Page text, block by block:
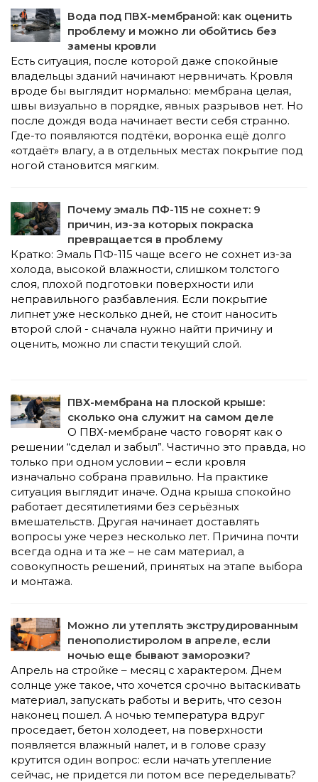
Вода под ПВХ-мембраной: как оценить
проблему и можно ли обойтись без
замены кровли
Есть ситуация, после которой даже спокойные
владельцы зданий начинают нервничать. Кровля
вроде бы выглядит нормально: мембрана целая,
швы визуально в порядке, явных разрывов нет. Но
после дождя вода начинает вести себя странно.
Где-то появляются подтёки, воронка ещё долго
«отдаёт» влагу, а в отдельных местах покрытие под
ногой становится мягким.
Почему эмаль ПФ-115 не сохнет: 9
причин, из-за которых покраска
превращается в проблему
Кратко: Эмаль ПФ-115 чаще всего не сохнет из-за
холода, высокой влажности, слишком толстого
слоя, плохой подготовки поверхности или
неправильного разбавления. Если покрытие
липнет уже несколько дней, не стоит наносить
второй слой - сначала нужно найти причину и
оценить, можно ли спасти текущий слой.
ПВХ-мембрана на плоской крыше:
сколько она служит на самом деле
О ПВХ-мембране часто говорят как о
решении “сделал и забыл”. Частично это правда, но
только при одном условии – если кровля
изначально собрана правильно. На практике
ситуация выглядит иначе. Одна крыша спокойно
работает десятилетиями без серьёзных
вмешательств. Другая начинает доставлять
вопросы уже через несколько лет. Причина почти
всегда одна и та же – не сам материал, а
совокупность решений, принятых на этапе выбора
и монтажа.
Можно ли утеплять экструдированным
пенополистиролом в апреле, если
ночью еще бывают заморозки?
Апрель на стройке – месяц с характером. Днем
солнце уже такое, что хочется срочно вытаскивать
материал, запускать работы и верить, что сезон
наконец пошел. А ночью температура вдруг
проседает, бетон холодеет, на поверхности
появляется влажный налет, и в голове сразу
крутится один вопрос: если начать утепление
сейчас, не придется ли потом все переделывать?